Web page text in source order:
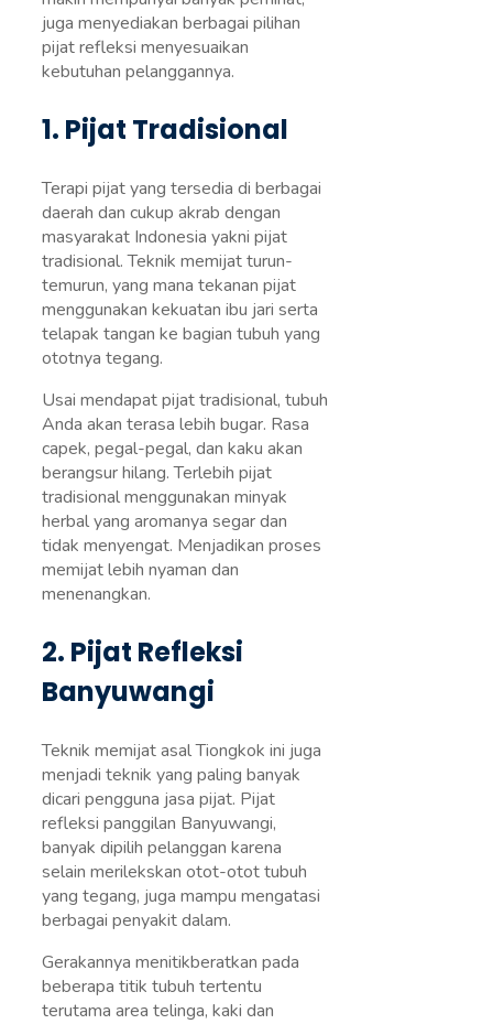
juga menyediakan berbagai pilihan
pijat refleksi menyesuaikan
kebutuhan pelanggannya.
1. Pijat Tradisional
Terapi pijat yang tersedia di berbagai
daerah dan cukup akrab dengan
masyarakat Indonesia yakni pijat
tradisional. Teknik memijat turun-
temurun, yang mana tekanan pijat
menggunakan kekuatan ibu jari serta
telapak tangan ke bagian tubuh yang
ototnya tegang.
Usai mendapat pijat tradisional, tubuh
Anda akan terasa lebih bugar. Rasa
capek, pegal-pegal, dan kaku akan
berangsur hilang. Terlebih pijat
tradisional menggunakan minyak
herbal yang aromanya segar dan
tidak menyengat. Menjadikan proses
memijat lebih nyaman dan
menenangkan.
2. Pijat Refleksi
Banyuwangi
Teknik memijat asal Tiongkok ini juga
menjadi teknik yang paling banyak
dicari pengguna jasa pijat. Pijat
refleksi panggilan Banyuwangi,
banyak dipilih pelanggan karena
selain merilekskan otot-otot tubuh
yang tegang, juga mampu mengatasi
berbagai penyakit dalam.
Gerakannya menitikberatkan pada
beberapa titik tubuh tertentu
terutama area telinga, kaki dan